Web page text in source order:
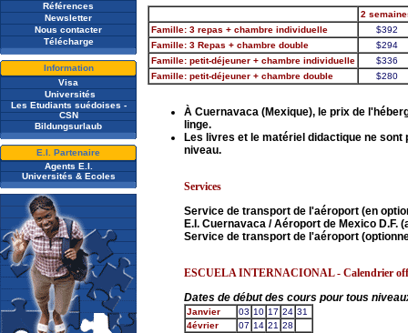
Références
Newsletter
Nous contacter
Télécharge
Information
Visa
Universités
Les Etudiants suédoises -
CSN
Bildungsurlaub
E.I. Partenaire
Agents E.I.
Universités & Ecoles
2
Famille: 3 repas + chambre individuelle
$392
Famille: 3 Repas + chambre double
$294
Famille: petit-déjeuner + chambre individuelle
$336
Famille: petit-déjeuner + chambre double
$280
À Cuernavaca (Mexique), le prix de
linge.
Les livres et le matériel didactique ne
niveau.
Services
Service de transport de l'aéroport (en
E.I. Cuernavaca / Aéroport de Mexico D.F.
Service de transport de l'aéroport
ESCUELA INTERNACIONAL - Calendrier
Dates de début des cours pour tous
Janvier 03 10 17 24 31
4évrier
07 14 21 28